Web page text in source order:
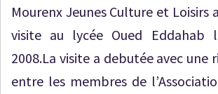
Mourenx Jeunes Culture et Loisirs
visite au lycée Oued Eddahab
2008.La visite a debutée avec une
entre les membres de